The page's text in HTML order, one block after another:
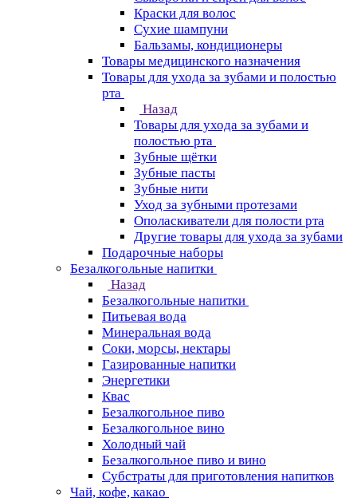
Краски для волос
Сухие шампуни
Бальзамы, кондиционеры
Товары медицинского назначения
Товары для ухода за зубами и полостью
рта
Назад
Товары для ухода за зубами и
полостью рта
Зубные щётки
Зубные пасты
Зубные нити
Уход за зубными протезами
Ополаскиватели для полости рта
Другие товары для ухода за зубами
Подарочные наборы
Безалкогольные напитки
Назад
Безалкогольные напитки
Питьевая вода
Минеральная вода
Соки, морсы, нектары
Газированные напитки
Энергетики
Квас
Безалкогольное пиво
Безалкогольное вино
Холодный чай
Безалкогольное пиво и вино
Субстраты для приготовления напитков
Чай, кофе, какао